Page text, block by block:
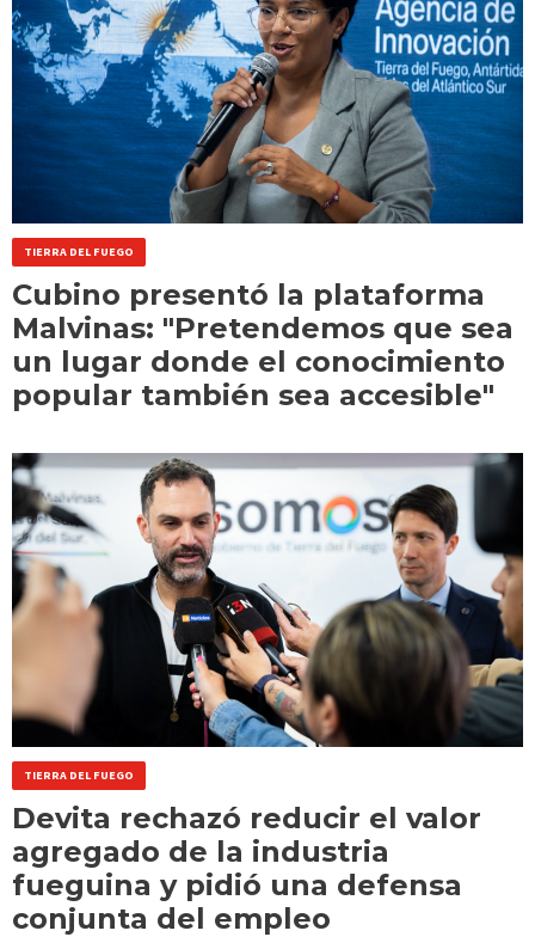
TIERRA DEL FUEGO
Cubino presentó la plataforma
Malvinas: "Pretendemos que sea
un lugar donde el conocimiento
popular también sea accesible"
TIERRA DEL FUEGO
Devita rechazó reducir el valor
agregado de la industria
fueguina y pidió una defensa
conjunta del empleo